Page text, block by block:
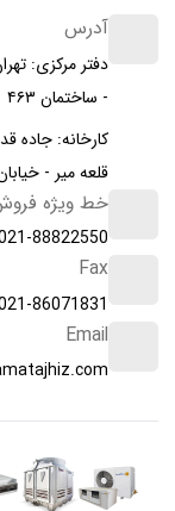
آدرس
دفتر مرکزی:
- ساختمان ۴۶۳
کارخانه: جاده
قلعه میر -
خط ویژه
88822550
Fax
86071831
Email